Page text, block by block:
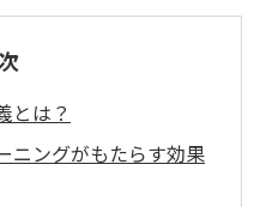
とは？
ニングがもたらす効果